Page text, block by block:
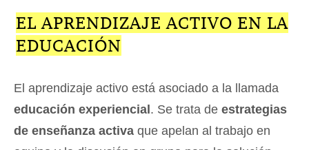
EL APRENDIZAJE ACTIVO EN LA
EDUCACIÓN
El aprendizaje activo está asociado a la llamada
educación experiencial . Se trata de estrategias
de enseñanza activa que apelan al trabajo en